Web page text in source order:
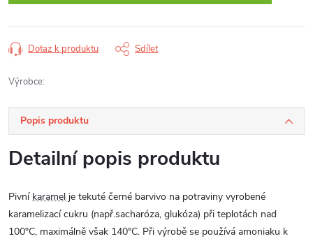
Dotaz k produktu Sdílet
Výrobce:
Popis produktu
Detailní popis produktu
Pivní karamel je tekuté černé barvivo na potraviny vyrobené
karamelizací cukru (např.sacharóza, glukóza) při teplotách nad
100°C, maximálně však 140°C. Při výrobě se používá amoniaku k